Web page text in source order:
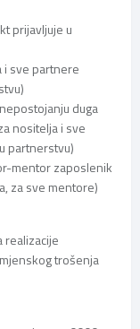
prijavljuje u
i sve partnere
duga
nositelja i sve
partnerstvu)
mentor zaposlenik
za sve mentore)
realizacije
trošenja